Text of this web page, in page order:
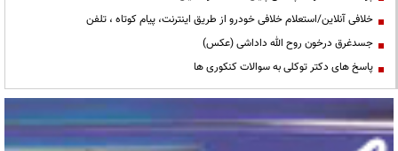
خلافی آنلاین/استعلام خلافی خودرو از طریق اینترنت، پیام کوتاه ، تلفن
جسدغرق درخون روح الله داداشی (عکس)
پاسخ های دکتر توکلی به سوالات کنکوری ها